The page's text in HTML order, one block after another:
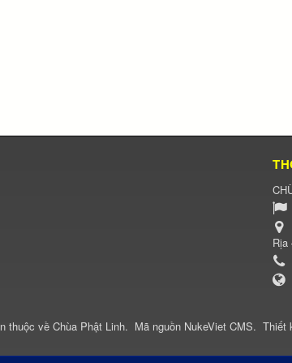
Rịa
thuộc về Chùa Phật Linh. Mã nguồn NukeViet CMS. Thiết